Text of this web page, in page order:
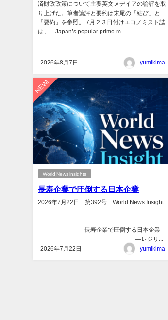
済財政政策について主要英文メデイアの論評を取
り上げた。筆者論評と要約は末尾の「結び」と
「要約」を参照。 7月２３日付けエコノミスト誌
は、「Japan’s popular prime m...
2026年8月7日 yumikima
NEW!
World News insights
長寿企業で圧倒する日本企業
2026年7月22日 第392号 World News Insight
長寿企業で圧倒する日本企業
―レジリ...
2026年7月22日
yumikima